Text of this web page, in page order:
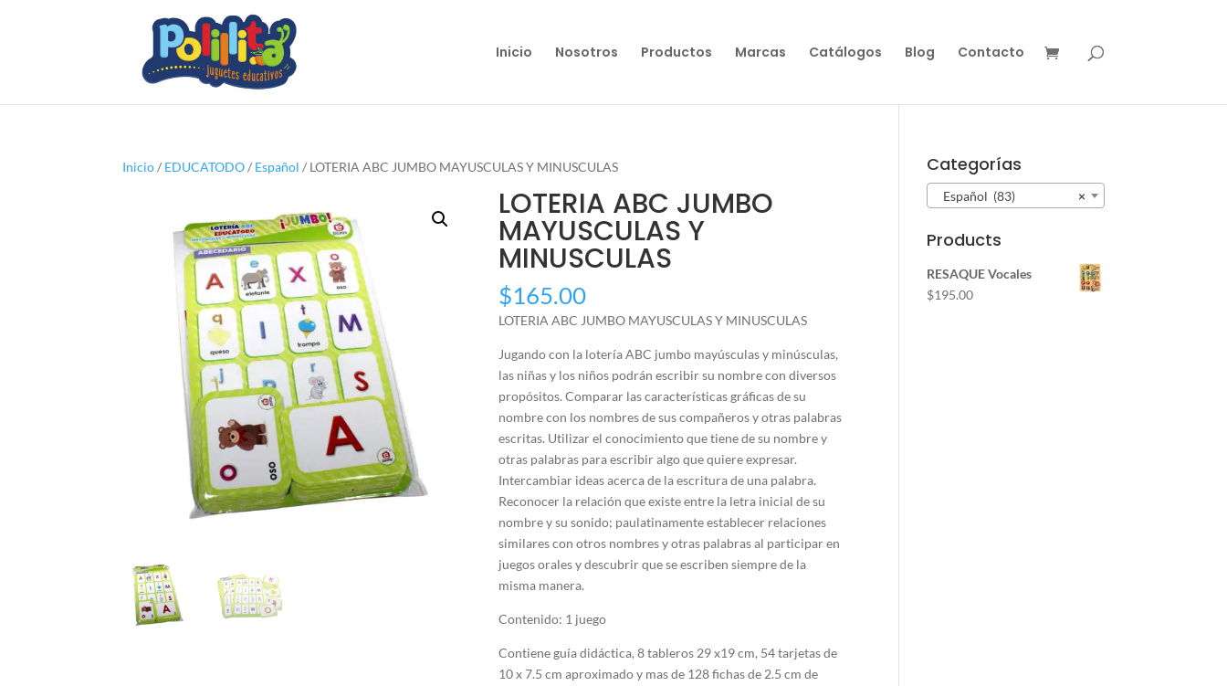
Inicio Nosotros Productos Marcas Catálogos Blog Contacto
Inicio/ EDUCATODO/ Español / LOTERIA ABC JUMBO MAYUSCULAS Y MINUSCULAS
LOTERIA ABC JUMBO
MAYUSCULAS Y
MINUSCULAS
$165.00
LOTERIA ABC JUMBO MAYUSCULAS Y MINUSCULAS
Jugando con la lotería ABC jumbo mayúsculas y minúsculas,
las niñas y los niños podrán escribir su nombre con diversos
propósitos. Comparar las características gráficas de su
nombre con los nombres de sus compañeros y otras palabras
escritas. Utilizar el conocimiento que tiene de su nombre y
otras palabras para escribir algo que quiere expresar.
Intercambiar ideas acerca de la escritura de una palabra.
Reconocer la relación que existe entre la letra inicial de su
nombre y su sonido; paulatinamente establecer relaciones
similares con otros nombres y otras palabras al participar en
juegos orales y descubrir que se escriben siempre de la
misma manera.
Contenido: 1 juego
Contiene guía didáctica, 8 tableros 29 x19 cm, 54 tarjetas de
10 x 7.5 cm aproximado y mas de 128 fichas de 2.5 cm de
Categorías
×
Español (83)
Products
RESAQUE Vocales
$195.00